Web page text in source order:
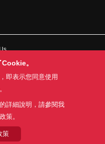
隱私權政策
網站地圖
準條款(PDF)
RIGHTS RESERVED.
。
即表示您同意使用
詳細說明，請參閱我
策。
策